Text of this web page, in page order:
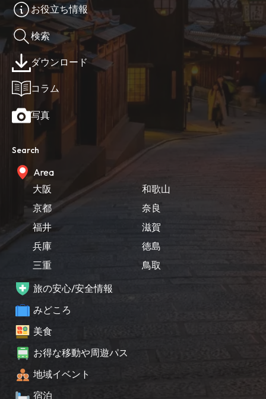
お役立ち情報
検索
ダウンロード
コラム
写真
Search
Area
大阪
京都
福井
兵庫
三重
和歌山
奈良
滋賀
徳島
鳥取
旅の安心/安全情報
みどころ
美食
お得な移動や周遊パス
地域イベント
宿泊